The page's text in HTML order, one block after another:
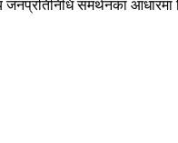
समर्थनका